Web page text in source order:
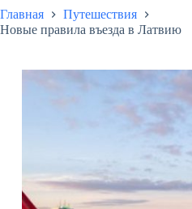
Главная
Путешествия
Новые правила въезда в Латвию